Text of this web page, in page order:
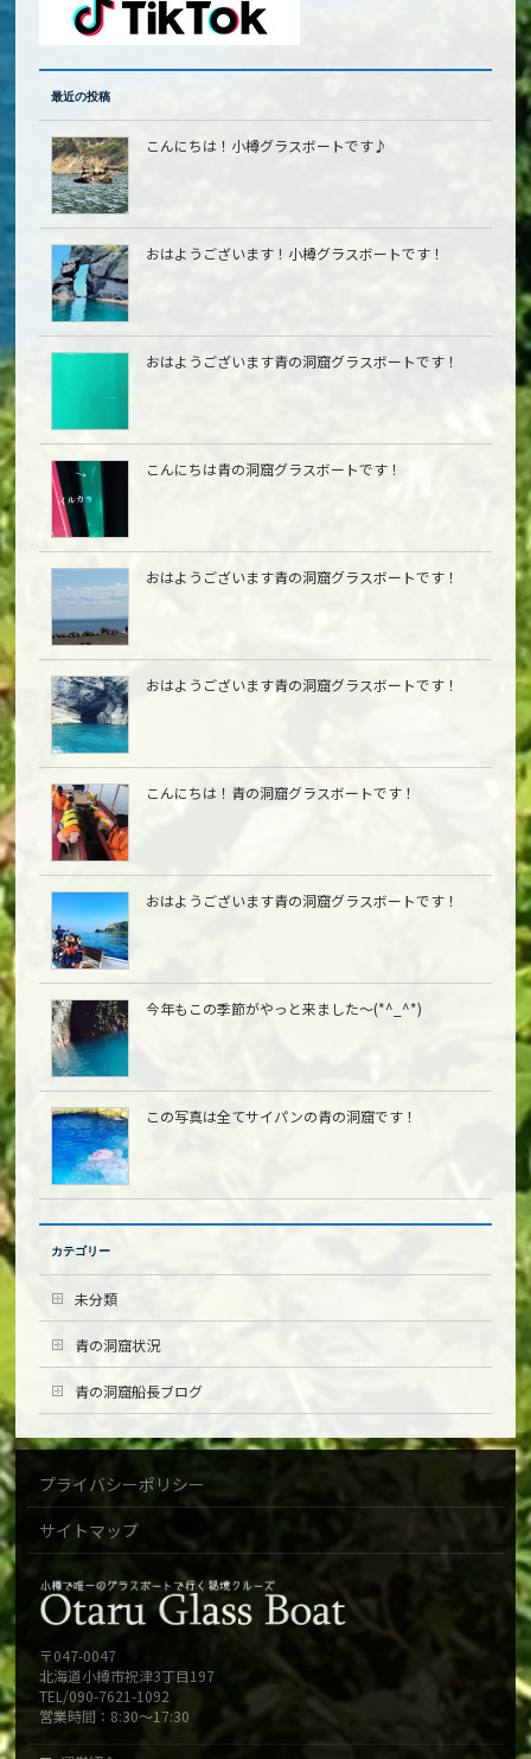
最近の投稿
こんにちは！小樽グラスボートです♪
おはようございます！小樽グラスボートです！
おはようございます青の洞窟グラスボートです！
こんにちは青の洞窟グラスボートです！
おはようございます青の洞窟グラスボートです！
おはようございます青の洞窟グラスボートです！
こんにちは︎！青の洞窟グラスボートです！
おはようございます青の洞窟グラスボートです！
今年もこの季節がやっと来ました〜(*^_^*)
この写真は全てサイパンの青の洞窟です！
カテゴリー
未分類
青の洞窟状況
青の洞窟船長ブログ
プライバシーポリシー
サイトマップ
〒047-0047
北海道小樽市祝津3丁目197
TEL/090-7621-1092
営業時間：8:30～17:30